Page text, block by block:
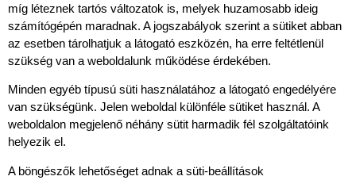
míg léteznek tartós változatok is, melyek huzamosabb ideig
számítógépén maradnak. A jogszabályok szerint a sütiket abban
az esetben tárolhatjuk a látogató eszközén, ha erre feltétlenül
szükség van a weboldalunk működése érdekében.
Minden egyéb típusú süti használatához a látogató engedélyére
van szükségünk. Jelen weboldal különféle sütiket használ. A
weboldalon megjelenő néhány sütit harmadik fél szolgáltatóink
helyezik el.
A böngészők lehetőséget adnak a süti-beállítások